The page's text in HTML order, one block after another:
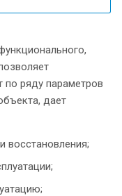
по ряду параметров
дает
восстановления;